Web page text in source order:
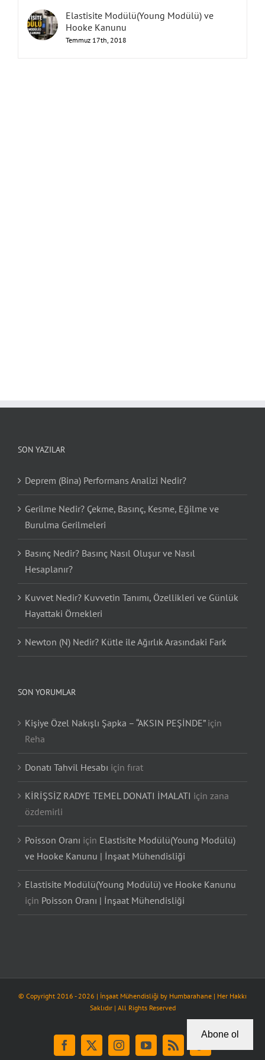
Elastisite Modülü(Young Modülü) ve
Hooke Kanunu
Temmuz 17th, 2018
SON YAZILAR
Deprem (Bina) Performans Analizi Nedir?
Gerilme Nedir? Çekme, Basınç, Kesme, Eğilme ve
Burulma Gerilmeleri
Basınç Nedir? Basınç Nasıl Oluşur ve Nasıl
Hesaplanır?
Kuvvet Nedir? Kuvvetin Tanımı, Özellikleri ve Günlük
Hayattaki Örnekleri
Newton (N) Nedir? Kütle ile Ağırlık Arasındaki Fark
SON YORUMLAR
Kişiye Özel Nakışlı Şapka – “AKSIN PEŞİNDE”için
Reha
Donatı Tahvil Hesabı için fırat
KİRİŞSİZ RADYE TEMEL DONATI İMALATI için zana
özdemirli
Poisson Oranı için Elastisite Modülü(Young Modülü)
ve Hooke Kanunu | İnşaat Mühendisliği
Elastisite Modülü(Young Modülü) ve Hooke Kanunu
için Poisson Oranı | İnşaat Mühendisliği
© Copyright 2016 - 2026 | İnşaat Mühendisliği by Humbarahane | Her Hakkı
Saklıdır | All Rights Reserved
Facebook
X InstagramYouTubeRss Tiktok
Abone ol